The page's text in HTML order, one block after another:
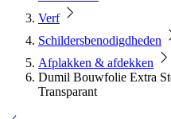
Verf
Schildersbenodigdheden
Afplakken & afdekken
Dumil Bouwfolie Extra
Transparant